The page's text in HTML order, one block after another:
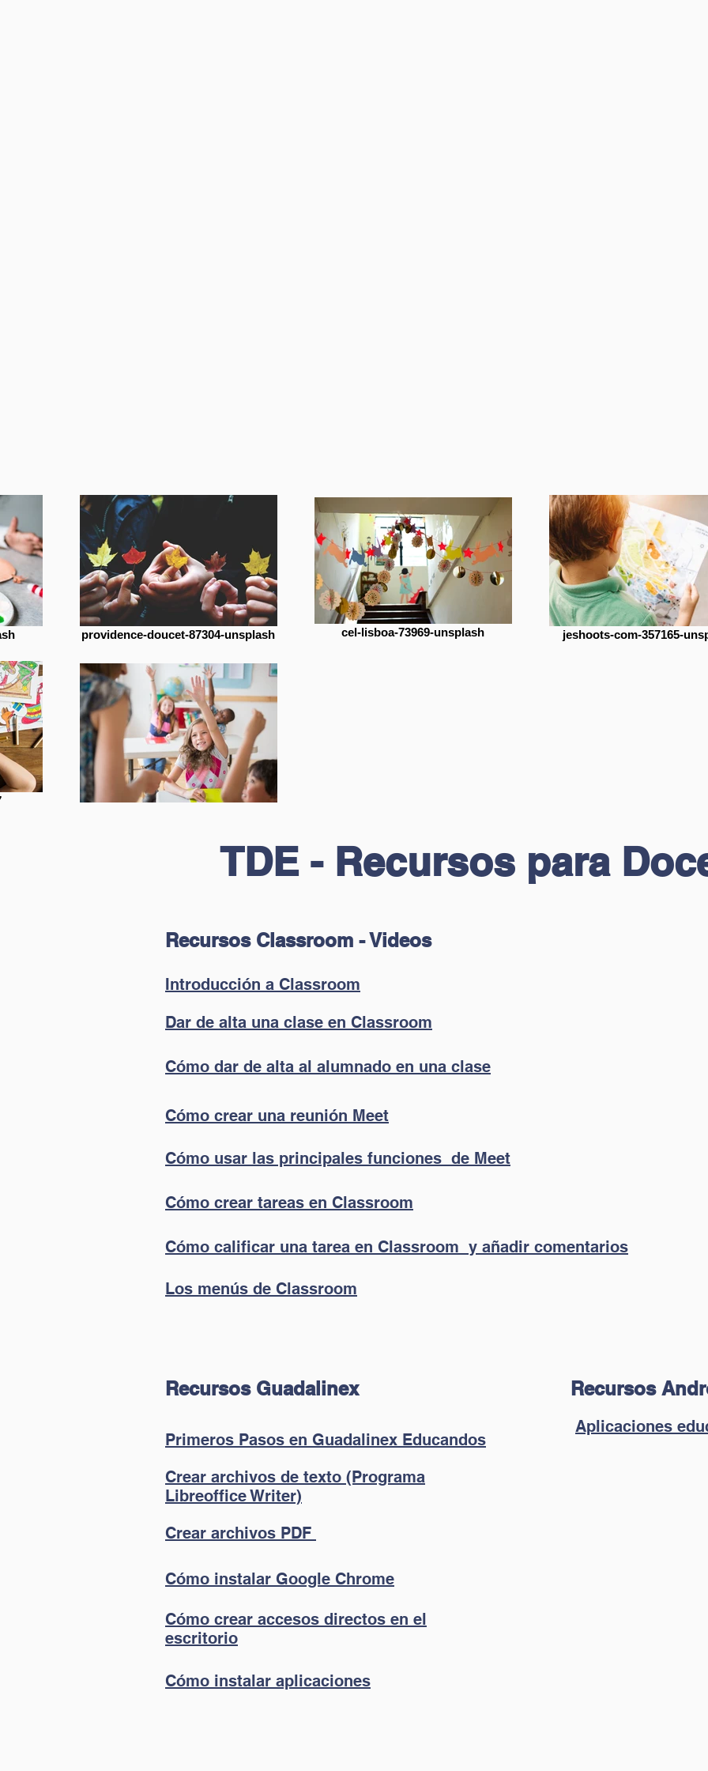
providence-doucet-87304-unsplash cel-lisboa-73969-unsplash jeshoots-com-357165-
TDE - Recursos para
Recursos Classroom - Videos
Introducción a Classroom
Dar de alta una clase en Classroom
Cómo dar de alta al alumnado en una clase
Cómo crear una reunión Meet
Cómo usar las principales funciones de Meet
Cómo crear tareas en Classroom
Cómo calificar una tarea en Classroom y añadir comentarios
Los menús de Classroom
Recursos Guadalinex
Primeros Pasos en Guadalinex Educandos
Recursos
Aplicaciones
Crear archivos de texto (Programa
Libreoffice Writer)
Crear archivos PDF
Cómo instalar Google Chrome
Cómo crear accesos directos en el
escritorio
Cómo instalar aplicaciones